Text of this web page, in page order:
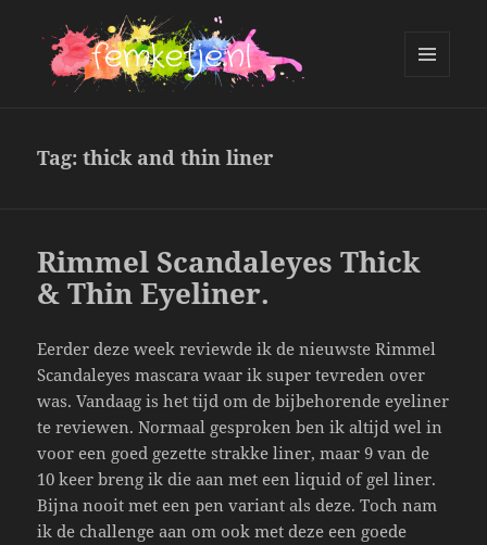
Tag:thick and thin liner
Rimmel Scandaleyes Thick
& Thin Eyeliner.
Eerder deze week reviewde ik de nieuwste Rimmel
Scandaleyes mascara waar ik super tevreden over
was. Vandaag is het tijd om de bijbehorende eyeliner
te reviewen. Normaal gesproken ben ik altijd wel in
voor een goed gezette strakke liner, maar 9 van de
10 keer breng ik die aan met een liquid of gel liner.
Bijna nooit met een pen variant als deze. Toch nam
ik de challenge aan om ook met deze een goede